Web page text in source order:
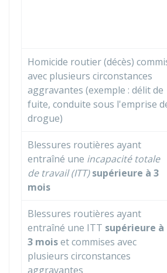
Homicide routier (décès)
avec plusieurs circonstances
aggravantes (exemple : délit de
fuite, conduite sous l'emprise
drogue)
Blessures routières ayant
entraîné une incapacité totale
de travail (ITT) supérieure à 3
mois
Blessures routières ayant
entraîné une ITT supérieure à
3 moiset commises avec
plusieurs circonstances
aggravantes